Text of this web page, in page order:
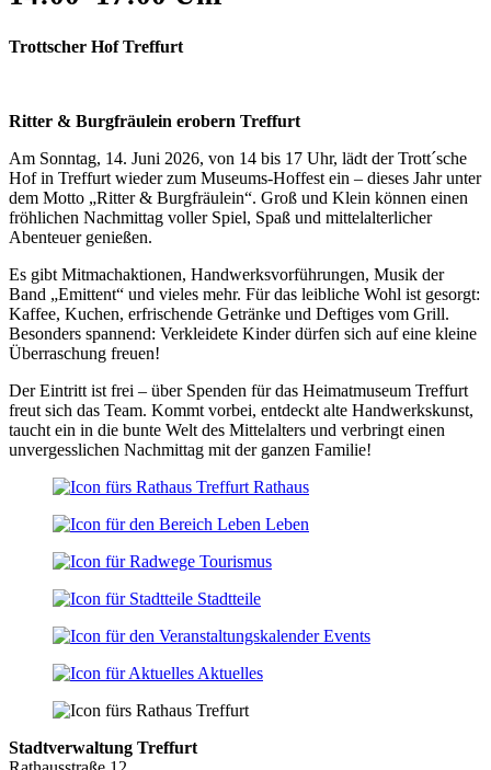
Trottscher Hof Treffurt
Ritter & Burgfräulein erobern Treffurt
Am Sonntag, 14. Juni 2026, von 14 bis 17 Uhr, lädt der Trott´sche
Hof in Treffurt wieder zum Museums-Hoffest ein – dieses Jahr unter
dem Motto „Ritter & Burgfräulein“. Groß und Klein können einen
fröhlichen Nachmittag voller Spiel, Spaß und mittelalterlicher
Abenteuer genießen.
Es gibt Mitmachaktionen, Handwerksvorführungen, Musik der
Band „Emittent“ und vieles mehr. Für das leibliche Wohl ist gesorgt:
Kaffee, Kuchen, erfrischende Getränke und Deftiges vom Grill.
Besonders spannend: Verkleidete Kinder dürfen sich auf eine kleine
Überraschung freuen!
Der Eintritt ist frei – über Spenden für das Heimatmuseum Treffurt
freut sich das Team. Kommt vorbei, entdeckt alte Handwerkskunst,
taucht ein in die bunte Welt des Mittelalters und verbringt einen
unvergesslichen Nachmittag mit der ganzen Familie!
Rathaus
Leben
Tourismus
Stadtteile
Events
Aktuelles
Stadtverwaltung Treffurt